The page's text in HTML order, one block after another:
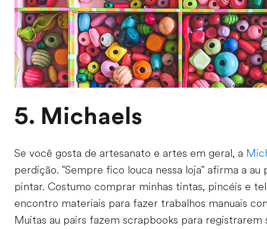
5. Michaels
Se você gosta de artesanato e artes em geral, a
perdição. "Sempre fico louca nessa loja" afirma a au
pintar. Costumo comprar minhas tintas, pincéis e
encontro materiais para fazer trabalhos manuais
Muitas au pairs fazem scrapbooks para registrarem